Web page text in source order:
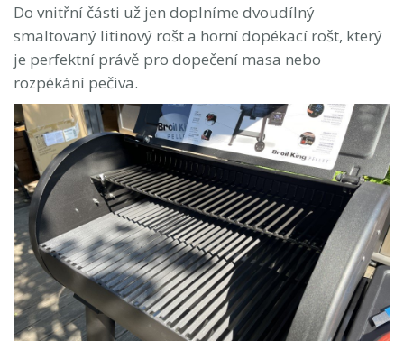
Do vnitřní části už jen doplníme dvoudílný
smaltovaný litinový rošt a horní dopékací rošt, který
je perfektní právě pro dopečení masa nebo
rozpékání pečiva.